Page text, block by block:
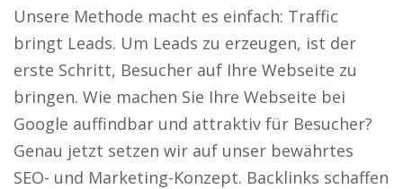
Unsere Methode macht es einfach: Traffic
bringt Leads. Um Leads zu erzeugen, ist der
erste Schritt, Besucher auf Ihre Webseite zu
bringen. Wie machen Sie Ihre Webseite bei
Google auffindbar und attraktiv für Besucher?
Genau jetzt setzen wir auf unser bewährtes
SEO- und Marketing-Konzept. Backlinks schaffen